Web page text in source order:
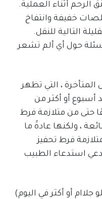
الرحم أثناء العملية.
خفيفة وانتفاخ
التالية للنقل.
حول أي ألم تشعر
، التي تظهر
أسبوع أو أكثر من
حتى من متلازمة فرط
، ولكنها عادةً ما
فرط تحفيز
استدعاء الطبيب
أو أكثر في اليوم)